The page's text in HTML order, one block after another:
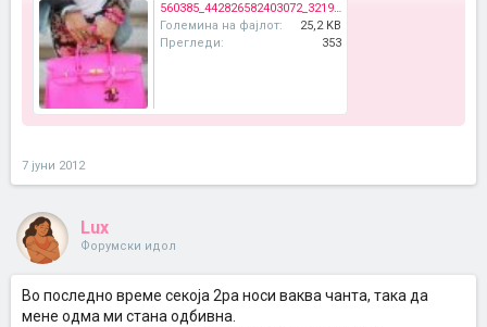
560385_442826582403072_321914098_n.jpg
Големина на фајлот:
25,2 KB
Прегледи:
353
7 јуни 2012
Lux
Форумски идол
Во последно време секоја 2ра носи ваква чанта, така да
мене одма ми стана одбивна.